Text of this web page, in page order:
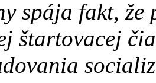
spája fakt,
štartovacej